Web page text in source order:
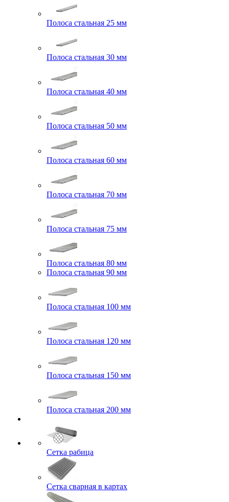
Полоса стальная 25 мм
Полоса стальная 30 мм
Полоса стальная 40 мм
Полоса стальная 50 мм
Полоса стальная 60 мм
Полоса стальная 70 мм
Полоса стальная 75 мм
Полоса стальная 80 мм
Полоса стальная 90 мм
Полоса стальная 100 мм
Полоса стальная 120 мм
Полоса стальная 150 мм
Полоса стальная 200 мм
Сетка рабица
Сетка сварная в картах